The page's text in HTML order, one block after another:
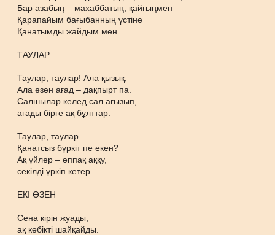
Бар азабың – махаббатың, қайғыңмен
Қарапайым бағыбанның үстіне
Қанатымды жайдым мен.
ТАУЛАР
Таулар, таулар! Ала қызық,
Ала өзен ағад – дақпырт па.
Салшылар келед сал ағызып,
ағады бірге ақ бұлттар.
Таулар, таулар –
Қанатсыз бүркіт пе екен?
Ақ үйлер – әппақ аққу,
секілді үркіп кетер.
ЕКІ ӨЗЕН
Сена кірін жуады,
ақ көбікті шайқайды.